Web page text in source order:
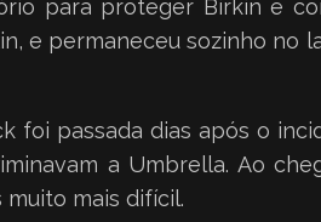
para proteger Birkin e
e permaneceu sozinho
foi passada dias após o
a Umbrella. Ao
mais difícil.